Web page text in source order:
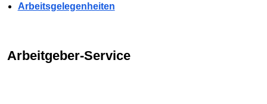
Arbeitsgelegenheiten
Arbeitgeber-Service